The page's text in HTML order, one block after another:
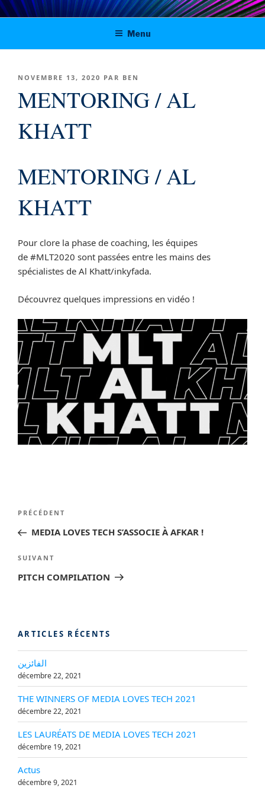
Aller
au
principal
Digital solutions for viable journalism
in Tunisia, Morocco and Algeria
Menu
PUBLIÉ
NOVEMBRE 13, 2020 PAR BEN
MENTORING / AL
KHATT
MENTORING / AL
KHATT
Pour clore la phase de coaching, les équipes
de #MLT2020 sont passées entre les mains des
spécialistes de Al Khatt/inkyfada.
Découvrez quelques impressions en vidéo !
Navigation
de
Article
précédent
PRÉCÉDENT
MEDIA LOVES TECH S’ASSOCIE À AFKAR !
Article
suivant
SUIVANT
PITCH COMPILATION
ARTICLES RÉCENTS
الفائزين
décembre 22, 2021
THE WINNERS OF MEDIA LOVES TECH 2021
décembre 22, 2021
LES LAURÉATS DE MEDIA LOVES TECH 2021
décembre 19, 2021
Actus
décembre 9, 2021